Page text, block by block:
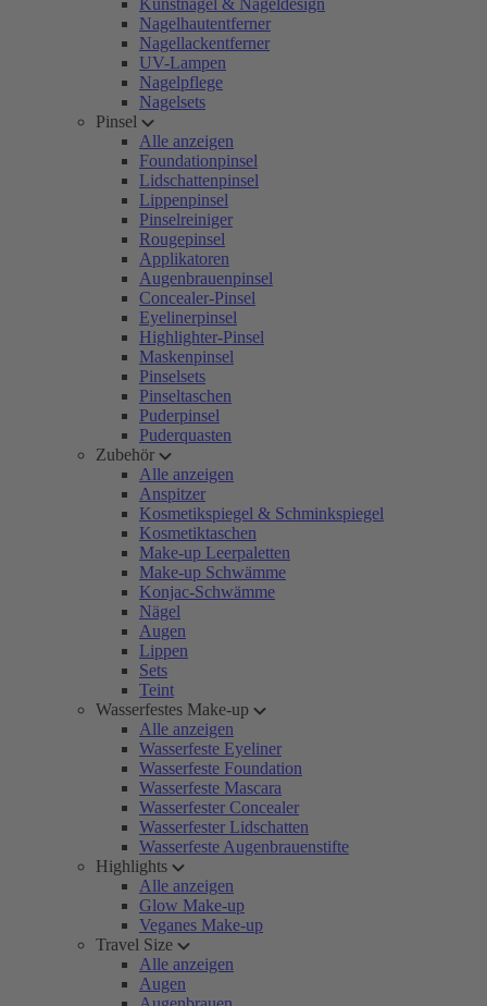
Kunstnägel & Nageldesign
Nagelhautentferner
Nagellackentferner
UV-Lampen
Nagelpflege
Nagelsets
Pinsel
Alle anzeigen
Foundationpinsel
Lidschattenpinsel
Lippenpinsel
Pinselreiniger
Rougepinsel
Applikatoren
Augenbrauenpinsel
Concealer-Pinsel
Eyelinerpinsel
Highlighter-Pinsel
Maskenpinsel
Pinselsets
Pinseltaschen
Puderpinsel
Puderquasten
Zubehör
Alle anzeigen
Anspitzer
Kosmetikspiegel & Schminkspiegel
Kosmetiktaschen
Make-up Leerpaletten
Make-up Schwämme
Konjac-Schwämme
Nägel
Augen
Lippen
Sets
Teint
Wasserfestes Make-up
Alle anzeigen
Wasserfeste Eyeliner
Wasserfeste Foundation
Wasserfeste Mascara
Wasserfester Concealer
Wasserfester Lidschatten
Wasserfeste Augenbrauenstifte
Highlights
Alle anzeigen
Glow Make-up
Veganes Make-up
Travel Size
Alle anzeigen
Augen